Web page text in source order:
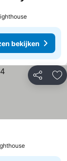
bekijken
Delen